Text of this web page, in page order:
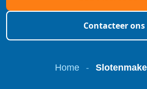
Contacteer ons
Home -